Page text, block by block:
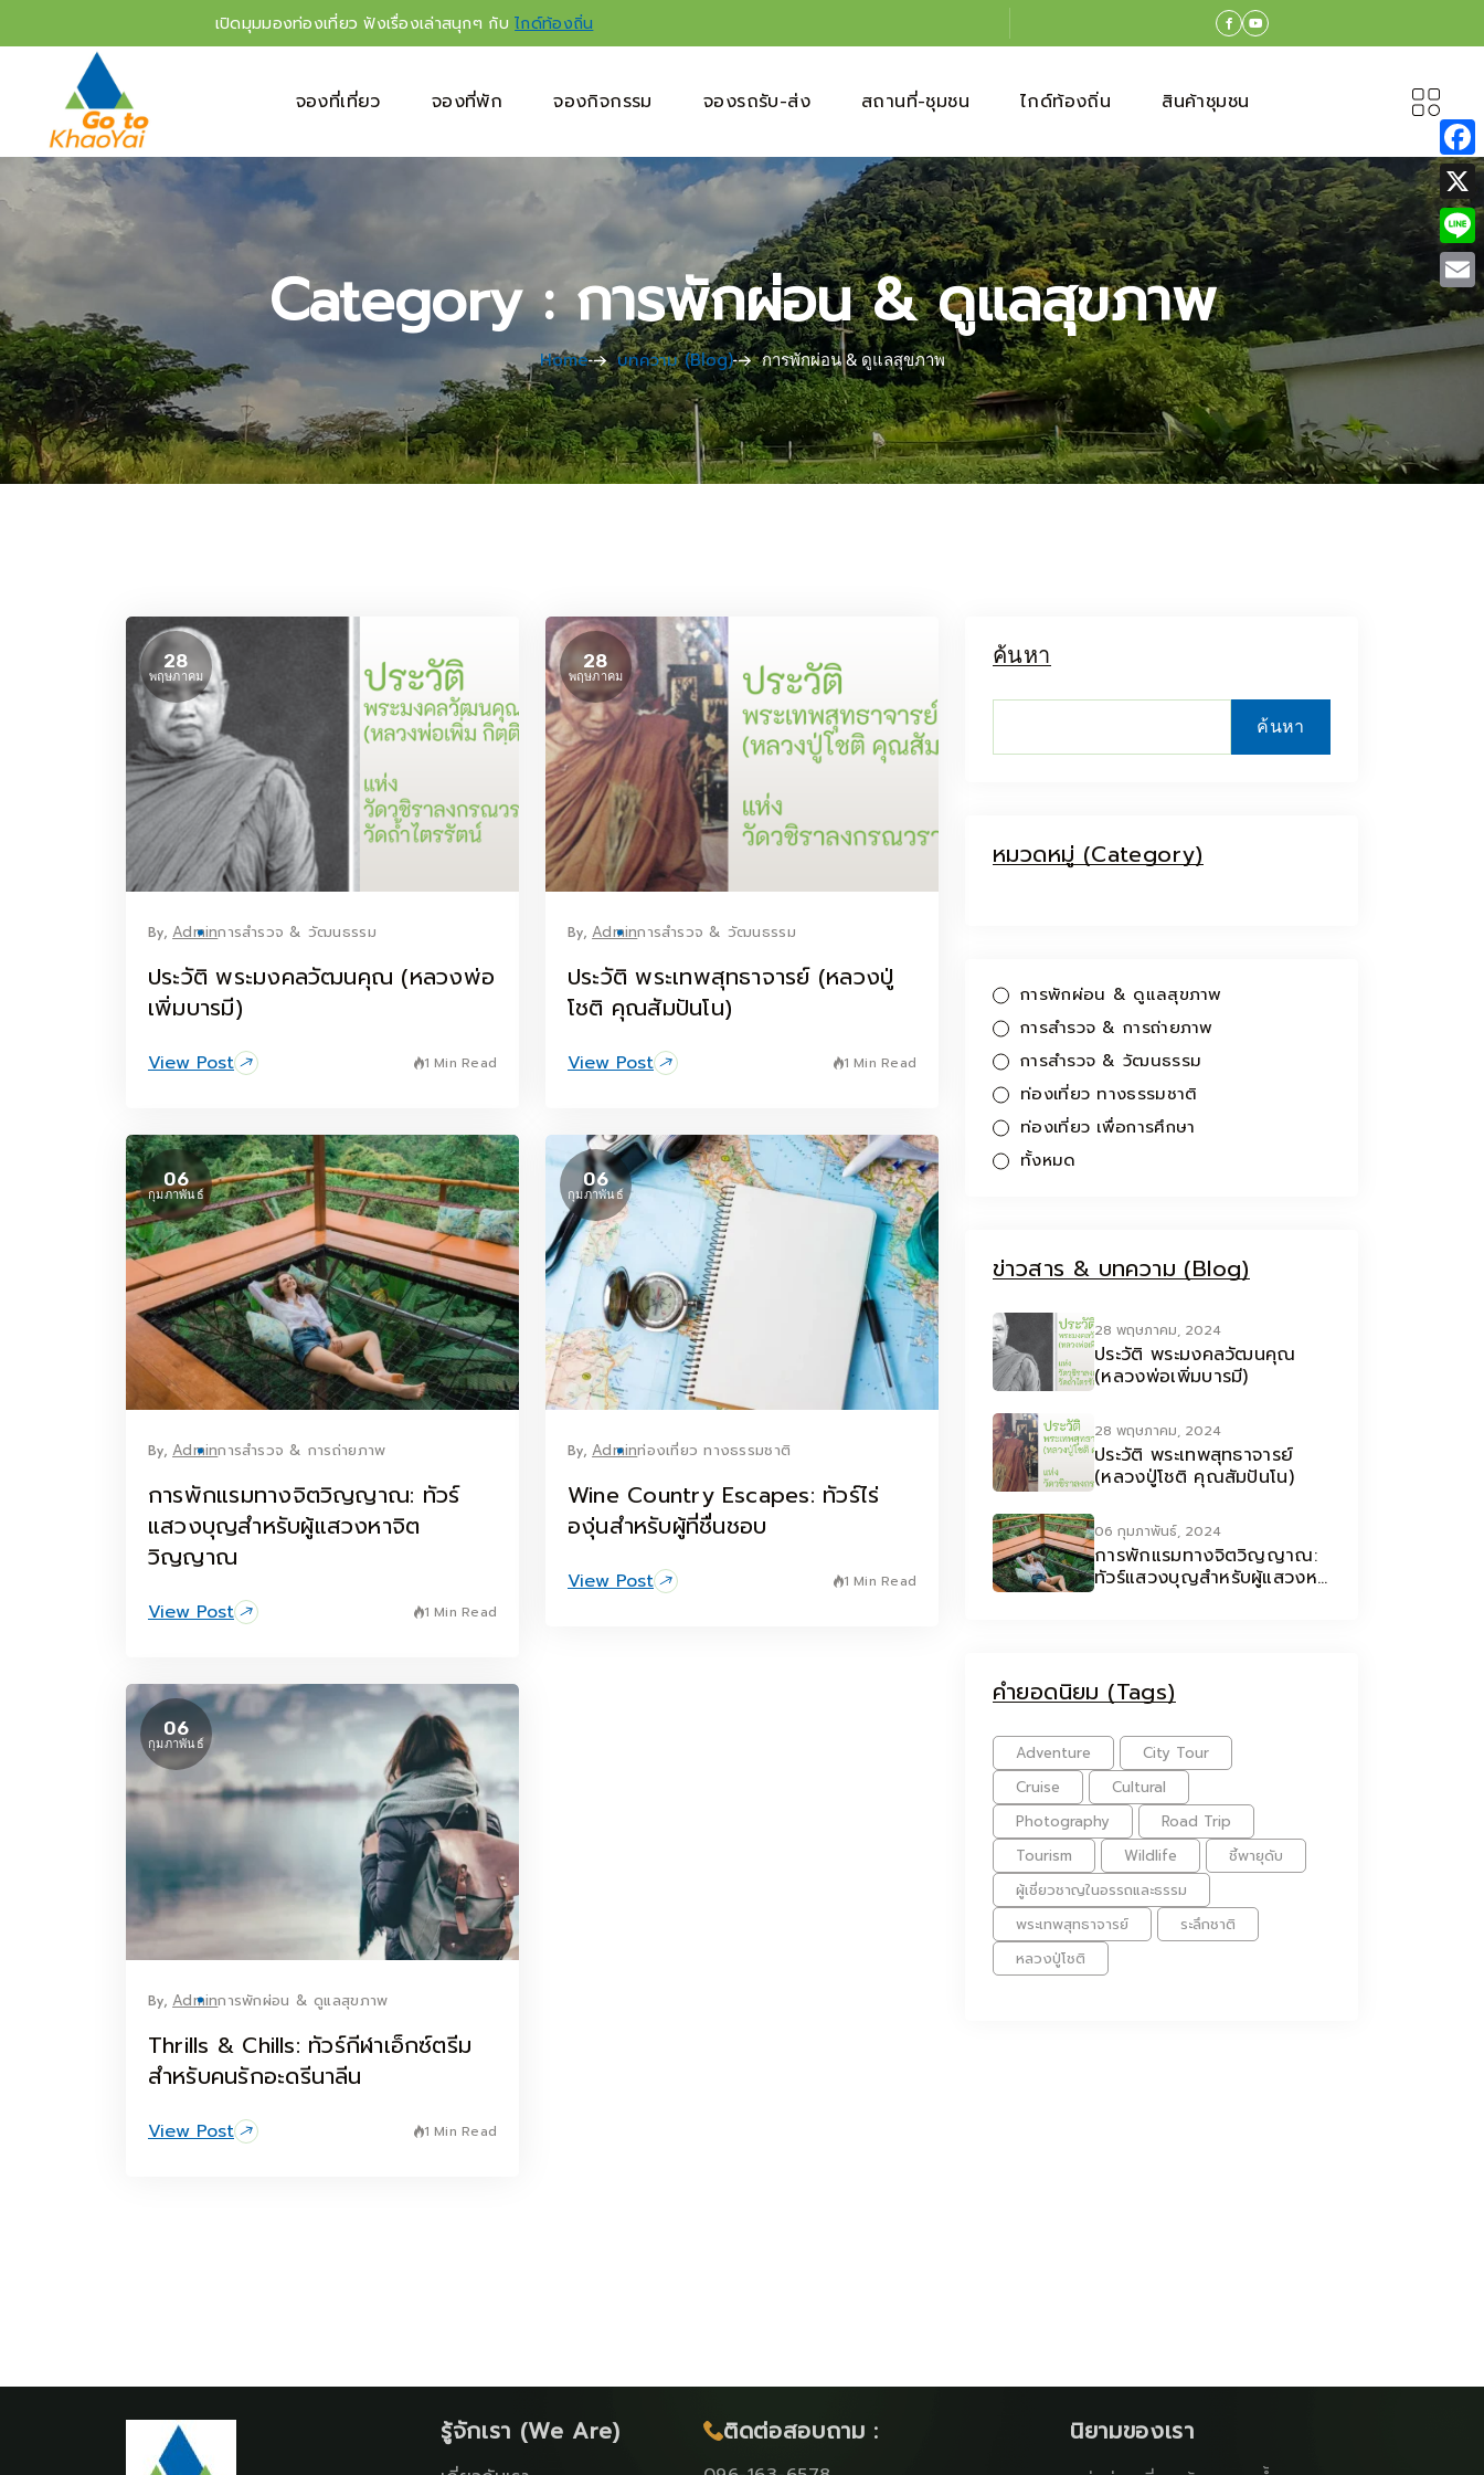
เปิดมุมมองท่องเที่ยว ฟังเรื่องเล่าสนุกๆ กับไกด์ท้องถิ่น
จองที่เที่ยว จองที่พัก จองกิจกรรม จองรถรับ-ส่ง สถานที่-ชุมชน ไกด์ท้องถิ่น สินค้าชุมชน
Category : การพักผ่อน & ดูแลสุขภาพ
Home บทความ (Blog) การพักผ่อน & ดูแลสุขภาพ
28
พฤษภาคม
By,Adminการสำรวจ & วัฒนธรรม
ประวัติ พระมงคลวัฒนคุณ (หลวงพ่อ
เพิ่มบารมี)
View Post 1 Min Read
28
พฤษภาคม
By,Adminการสำรวจ & วัฒนธรรม
ประวัติ พระเทพสุทธาจารย์ (หลวงปู่
โชติ คุณสัมปันโน)
View Post 1 Min Read
06
กุมภาพันธ์
By,Adminการสำรวจ & การถ่ายภาพ
การพักแรมทางจิตวิญญาณ: ทัวร์
แสวงบุญสำหรับผู้แสวงหาจิต
วิญญาณ
View Post 1 Min Read
06
กุมภาพันธ์
By,Adminท่องเที่ยว ทางธรรมชาติ
Wine Country Escapes: ทัวร์ไร่
องุ่นสำหรับผู้ที่ชื่นชอบ
View Post 1 Min Read
06
กุมภาพันธ์
By,Adminการพักผ่อน & ดูแลสุขภาพ
Thrills & Chills: ทัวร์กีฬาเอ็กซ์ตรีม
สำหรับคนรักอะดรีนาลีน
View Post 1 Min Read
ค้นหา
ค้นหา
หมวดหมู่ (Category)
การพักผ่อน & ดูแลสุขภาพ
การสำรวจ & การถ่ายภาพ
การสำรวจ & วัฒนธรรม
ท่องเที่ยว ทางธรรมชาติ
ท่องเที่ยว เพื่อการศึกษา
ทั้งหมด
ข่าวสาร & บทความ (Blog)
28 พฤษภาคม, 2024
ประวัติ พระมงคลวัฒนคุณ
(หลวงพ่อเพิ่มบารมี)
28 พฤษภาคม, 2024
ประวัติ พระเทพสุทธาจารย์
(หลวงปู่โชติ คุณสัมปันโน)
06 กุมภาพันธ์, 2024
การพักแรมทางจิตวิญญาณ:
ทัวร์แสวงบุญสำหรับผู้แสวงหา
คำยอดนิยม (Tags)
Adventure
City Tour
Cruise
Cultural
Photography
Road Trip
Tourism
Wildlife
ชี้พายุดับ
ผู้เชี่ยวชาญในอรรถและธรรม
พระเทพสุทธาจารย์
ระลึกชาติ
หลวงปู่โชติ
รู้จักเรา (We Are) ติดต่อสอบถาม : นิยามของเรา
X
Line
Email